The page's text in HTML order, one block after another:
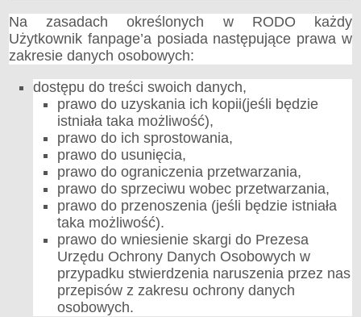
Na zasadach określonych w RODO każdy
Użytkownik fanpage’a posiada następujące prawa w
zakresie danych osobowych:
dostępu do treści swoich danych,
prawo do uzyskania ich kopii(jeśli będzie
istniała taka możliwość),
prawo do ich sprostowania,
prawo do usunięcia,
prawo do ograniczenia przetwarzania,
prawo do sprzeciwu wobec przetwarzania,
prawo do przenoszenia (jeśli będzie istniała
taka możliwość).
prawo do wniesienie skargi do Prezesa
Urzędu Ochrony Danych Osobowych w
przypadku stwierdzenia naruszenia przez nas
przepisów z zakresu ochrony danych
osobowych.